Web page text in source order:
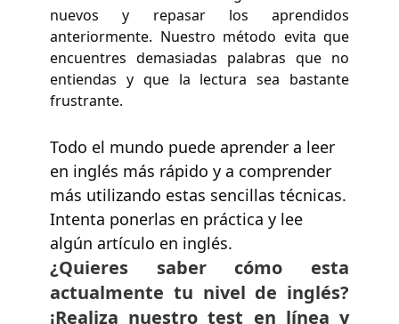
nuevos y repasar los aprendidos
anteriormente. Nuestro método evita que
encuentres demasiadas palabras que no
entiendas y que la lectura sea bastante
frustrante.
Todo el mundo puede aprender a leer
en inglés más rápido y a comprender
más utilizando estas sencillas técnicas.
Intenta ponerlas en práctica y lee
algún artículo en inglés.
¿Quieres saber cómo esta
actualmente tu nivel de inglés?
¡Realiza nuestro test en línea y